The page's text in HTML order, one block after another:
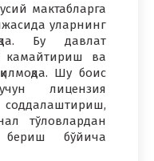
мактабларга
уларнинг
Бу давлат
камайтириш ва
Шу боис
лицензия
тўловлардан
бериш бўйича